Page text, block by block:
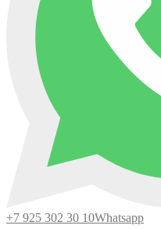
+7 925 302 30 10Whatsapp